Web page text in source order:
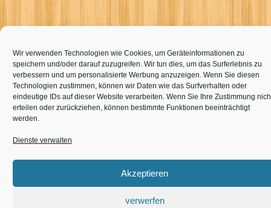
Wir verwenden Technologien wie Cookies, um Geräteinformationen zu
speichern und/oder darauf zuzugreifen. Wir tun dies, um das Surferlebnis zu
verbessern und um personalisierte Werbung anzuzeigen. Wenn Sie diesen
Technologien zustimmen, können wir Daten wie das Surfverhalten oder
eindeutige IDs auf dieser Website verarbeiten. Wenn Sie Ihre Zustimmung
erteilen oder zurückziehen, können bestimmte Funktionen beeinträchtigt
werden.
Dienste verwalten
Akzeptieren
verwerfen